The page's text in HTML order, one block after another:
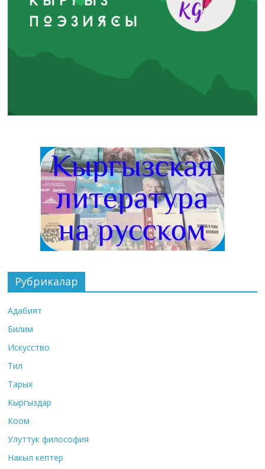
Рубрикалар
Адабият
Билим
Искусство
Тил
Тарых
Кыргыздар
Коом
Улуттук философия
Накыл кептер